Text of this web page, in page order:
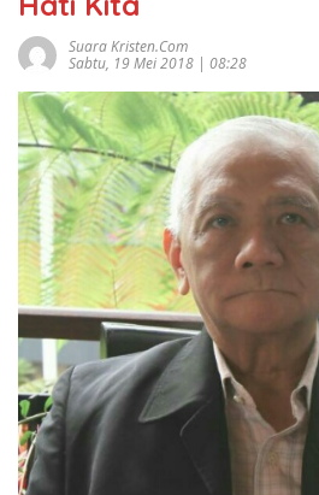
Suara Kristen.com
Sabtu, 19 Mei 2018 | 08:28